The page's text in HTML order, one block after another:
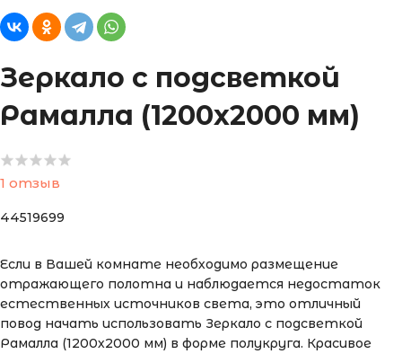
Зеркало с подсветкой
Рамалла (1200х2000 мм)
1 отзыв
44519699
Если в Вашей комнате необходимо размещение
отражающего полотна и наблюдается недостаток
естественных источников света, это отличный
повод начать использовать Зеркало с подсветкой
Рамалла (1200х2000 мм) в форме полукруга. Красивое